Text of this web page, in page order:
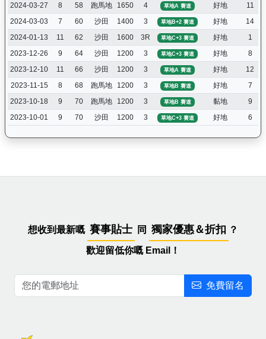
2024-03-27
8 58 跑馬地 1650 4 草地A 賽道 好地 11
2024-03-03
7 60 沙田 1400 3 草地B+2 賽道 好地 14
2024-01-13
11 62 沙田 1600 3R 草地C+3 賽道 好地 1
2023-12-26
9 64 沙田 1200 3 草地C+3 賽道 好地 8
2023-12-10
11 66 沙田 1200 3 草地A 賽道 好地 12
2023-11-15
8 68 跑馬地 1200 3 草地B 賽道 好地 7
2023-10-18
9 70 跑馬地 1200 3 草地B 賽道 黏地 9
2023-10-01
9 70 沙田 1200 3 草地C+3 賽道 好地 6
想收到最新嘅 賽事貼士 同 獨家優惠＆折扣 ？
歡迎留低你嘅 Email！
免費留名